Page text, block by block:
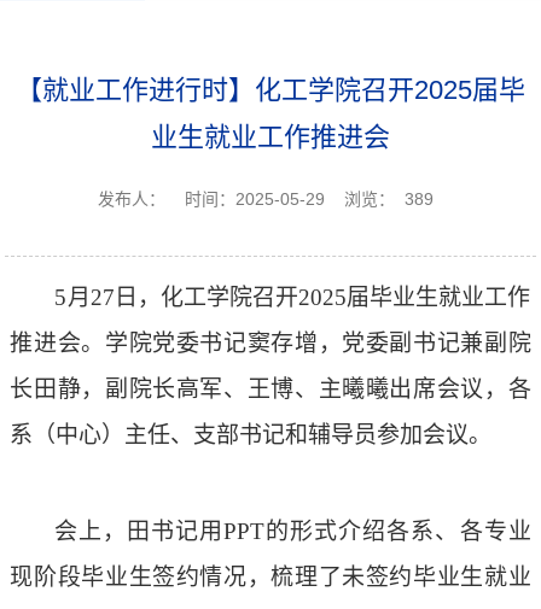
【就业工作进行时】化工学院召开2025届毕
业生就业工作推进会
发布人： 时间：2025-05-29 浏览： 389
5月27日，化工学院召开2025届毕业生就业工作
推进会。学院党委书记窦存增，党委副书记兼副院
长田静，副院长高军、王博、主曦曦出席会议，各
系（中心）主任、支部书记和辅导员参加会议。
会上，田书记用PPT的形式介绍各系、各专业
现阶段毕业生签约情况，梳理了未签约毕业生就业